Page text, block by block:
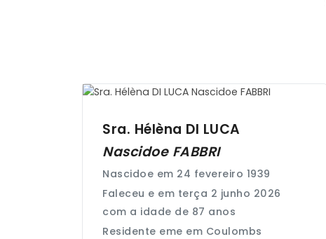
Sra. Hélèna DI LUCA
Nascidoe FABBRI
Nascidoe em 24 fevereiro 1939
Faleceu e em terça 2 junho 2026
com a idade de 87 anos
Residente eme em Coulombs